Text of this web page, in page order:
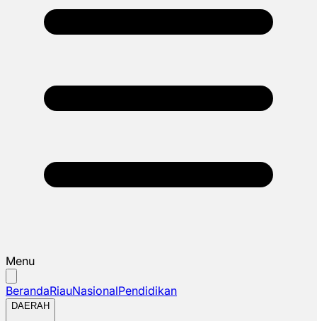
Menu
BerandaRiauNasionalPendidikan
DAERAH